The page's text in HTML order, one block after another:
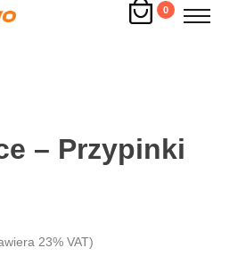
0
– Przypinki
23% VAT)